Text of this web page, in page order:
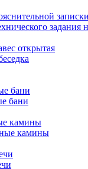
записки
задания
открытая
бани
бани
камины
камины